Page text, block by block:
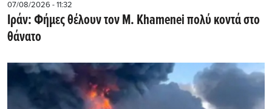
07/08/2026 - 11:32
Ιράν: Φήμες θέλουν τον Μ. Khamenei πολύ κοντά στο
θάνατο